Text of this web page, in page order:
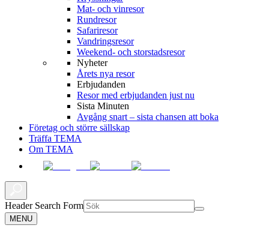
Mat- och vinresor
Rundresor
Safariresor
Vandringsresor
Weekend- och storstadsresor
Nyheter
Årets nya resor
Erbjudanden
Resor med erbjudanden just nu
Sista Minuten
Avgång snart – sista chansen att boka
Företag och större sällskap
Träffa TEMA
Om TEMA
Header Search Form
MENU